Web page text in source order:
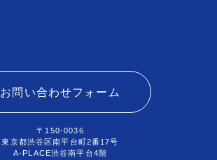
お問い合わせフォーム
〒150-0036
東京都渋谷区南平台町2番17号
A-PLACE渋谷南平台4階